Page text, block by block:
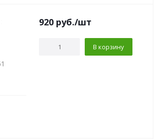
920 руб./шт
В корзину